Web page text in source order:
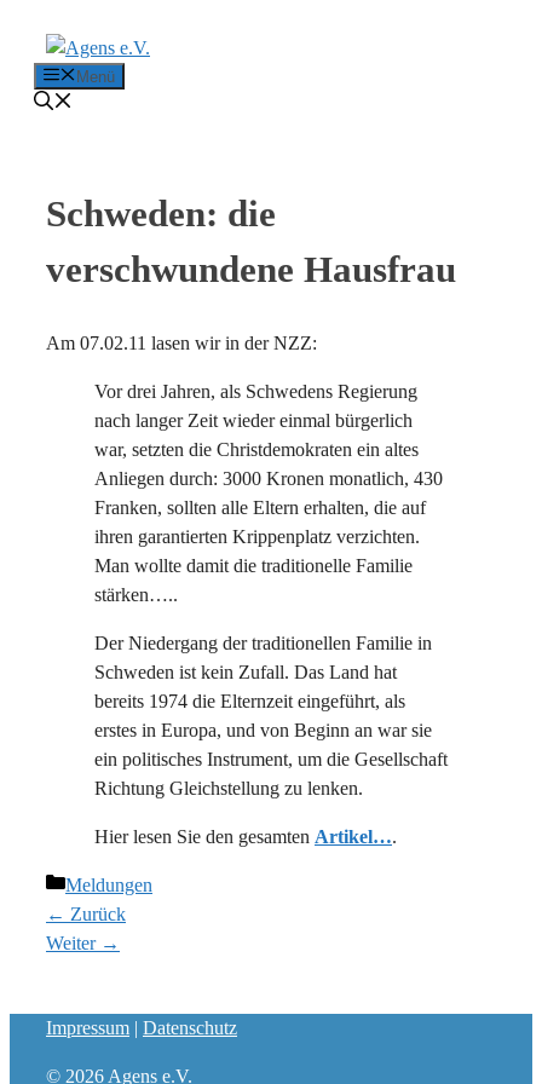
Menü
Schweden: die
verschwundene Hausfrau
Am 07.02.11 lasen wir in der NZZ:
Vor drei Jahren, als Schwedens Regierung
nach langer Zeit wieder einmal bürgerlich
war, setzten die Christdemokraten ein altes
Anliegen durch: 3000 Kronen monatlich, 430
Franken, sollten alle Eltern erhalten, die auf
ihren garantierten Krippenplatz verzichten.
Man wollte damit die traditionelle Familie
stärken…..
Der Niedergang der traditionellen Familie in
Schweden ist kein Zufall. Das Land hat
bereits 1974 die Elternzeit eingeführt, als
erstes in Europa, und von Beginn an war sie
ein politisches Instrument, um die Gesellschaft
Richtung Gleichstellung zu lenken.
Hier lesen Sie den gesamten Artikel….
Kategorien
Meldungen
← Zurück
Weiter →
Impressum | Datenschutz
© 2026 Agens e.V.